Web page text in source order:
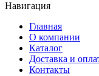
Навигация
Главная
О компании
Каталог
Доставка и
Контакты